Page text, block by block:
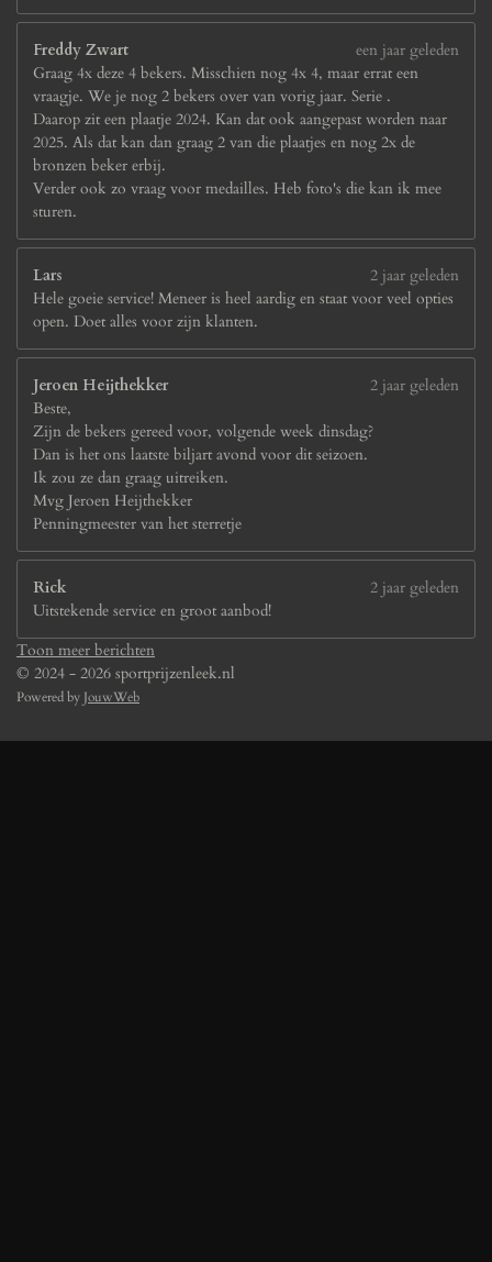
Freddy Zwart
een jaar geleden
Graag 4x deze 4 bekers. Misschien nog 4x 4, maar errat een
vraagje. We je nog 2 bekers over van vorig jaar. Serie .
Daarop zit een plaatje 2024. Kan dat ook aangepast worden naar
2025. Als dat kan dan graag 2 van die plaatjes en nog 2x de
bronzen beker erbij.
Verder ook zo vraag voor medailles. Heb foto's die kan ik mee
sturen.
Lars
2 jaar geleden
Hele goeie service! Meneer is heel aardig en staat voor veel opties
open. Doet alles voor zijn klanten.
Jeroen Heijthekker
2 jaar geleden
Beste,
Zijn de bekers gereed voor, volgende week dinsdag?
Dan is het ons laatste biljart avond voor dit seizoen.
Ik zou ze dan graag uitreiken.
Mvg Jeroen Heijthekker
Penningmeester van het sterretje
Rick
2 jaar geleden
Uitstekende service en groot aanbod!
Toon meer berichten
© 2024 - 2026 sportprijzenleek.nl
Powered by JouwWeb